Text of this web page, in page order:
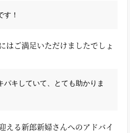
す！
はご満足いただけましたでしょ
パキしていて、とても助かりま
える新郎新婦さんへのアドバイ